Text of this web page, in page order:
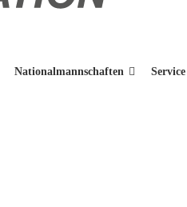
Nationalmannschaften Service